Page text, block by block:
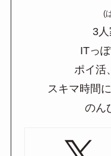
(
3
ITっ
ポイ活
スキマ時間
のん